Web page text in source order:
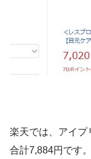
楽天では、アイプ
合計7,884円です